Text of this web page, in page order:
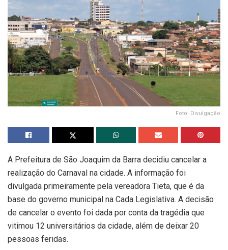
Foto: Divulgação
A Prefeitura de São Joaquim da Barra decidiu cancelar a
realização do Carnaval na cidade. A informação foi
divulgada primeiramente pela vereadora Tieta, que é da
base do governo municipal na Cada Legislativa. A decisão
de cancelar o evento foi dada por conta da tragédia que
vitimou 12 universitários da cidade, além de deixar 20
pessoas feridas.